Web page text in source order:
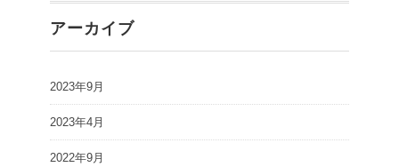
アーカイブ
2023年9月
2023年4月
2022年9月